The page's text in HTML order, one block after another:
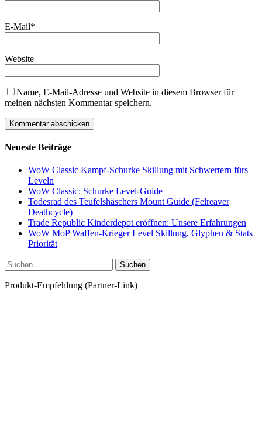
E-Mail*
Website
Name, E-Mail-Adresse und Website in diesem Browser für
meinen nächsten Kommentar speichern.
Neueste Beiträge
WoW Classic Kampf-Schurke Skillung mit Schwertern fürs
Leveln
WoW Classic: Schurke Level-Guide
Todesrad des Teufelshäschers Mount Guide (Felreaver
Deathcycle)
Trade Republic Kinderdepot eröffnen: Unsere Erfahrungen
WoW MoP Waffen-Krieger Level Skillung, Glyphen & Stats
Priorität
Suchen
nach:
Produkt-Empfehlung (Partner-Link)